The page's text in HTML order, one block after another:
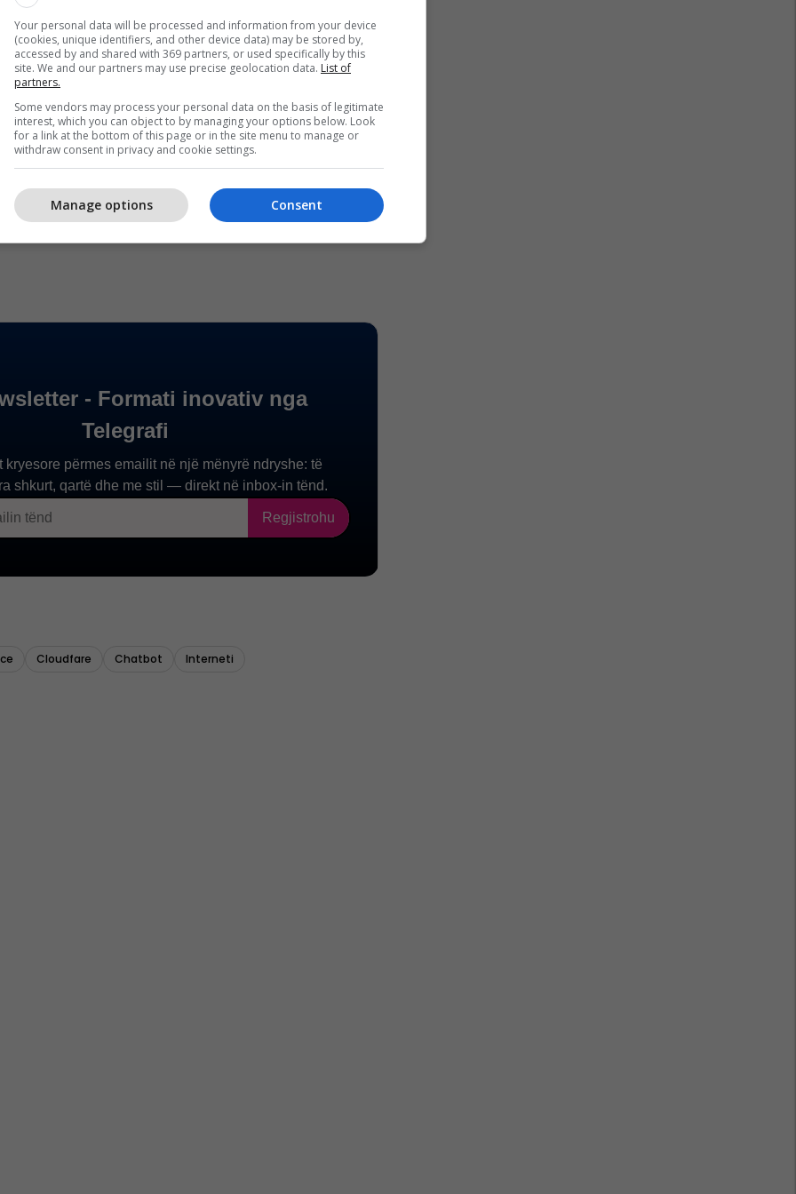
se ky trend sjell një ngarkesë shumë të
në të gjithë botën, që mund të tejkalojë edhe
e internetit të shënuar gjatë pandemisë.
rreth një të pestën e faqeve në internet në
se interneti do të duhet të adaptohet duke krijuar
pastaj do të zhduken pasi të kryejnë detyrat e
Your personal data will be processed and information from your device
(cookies, unique identifiers, and other device data) may be stored by,
accessed by and shared with 369 partners, or used specifically by this
site. We and our partners may use precise geolocation data. List of
partners.
Some vendors may process your personal data on the basis of legitimate
interest, which you can object to by managing your options below. Look
for a link at the bottom of this page or in the site menu to manage or
withdraw consent in privacy and cookie settings.
Consent
Manage options